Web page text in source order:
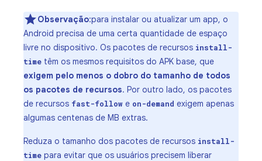
Observação:para instalar ou atualizar um app, o
Android precisa de uma certa quantidade de espaço
livre no dispositivo. Os pacotes de recursos install-
time têm os mesmos requisitos do APK base, que
exigem pelo menos o dobro do tamanho de todos
os pacotes de recursos. Por outro lado, os pacotes
de recursos fast-follow e on-demand exigem apenas
algumas centenas de MB extras.
Reduza o tamanho dos pacotes de recursos install-
time para evitar que os usuários precisem liberar